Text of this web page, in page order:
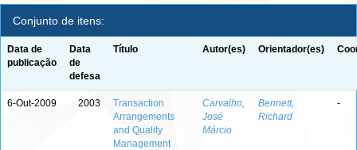
Conjunto de itens:
Data de
publicação
Data
de
defesa
Título Autor(es) Orientador(es)
6-Out-2009 2003
Transaction
Arrangements
and Quality
Management
Carvalho,
José
Márcio
Bennett,
Richard
-